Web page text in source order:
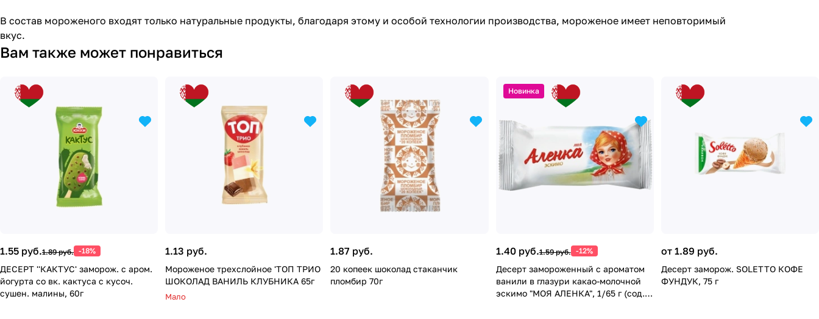
В состав мороженого входят только натуральные продукты, благодаря этому и особой технологии производства, мороженое имеет неповторимый
вкус.
Вам также может понравиться
1.55 руб.1.89 руб. -18%
ДЕСЕРТ ''КАКТУС' заморож. с аром.
йогурта со вк. кактуса с кусоч.
сушен. малины, 60г
1.13 руб.
Мороженое трехслойное 'ТОП ТРИО
ШОКОЛАД ВАНИЛЬ КЛУБНИКА 65г
Мало
1.87 руб.
20 копеек шоколад стаканчик
пломбир 70г
Новинка
1.40 руб.1.59 руб. -12%
Десерт замороженный с ароматом
ванили в глазури какао-молочной
эскимо "МОЯ АЛЕНКА", 1/65 г (сод.
от 1.89 руб.
Десерт заморож. SOLETTO КОФЕ
ФУНДУК, 75 г